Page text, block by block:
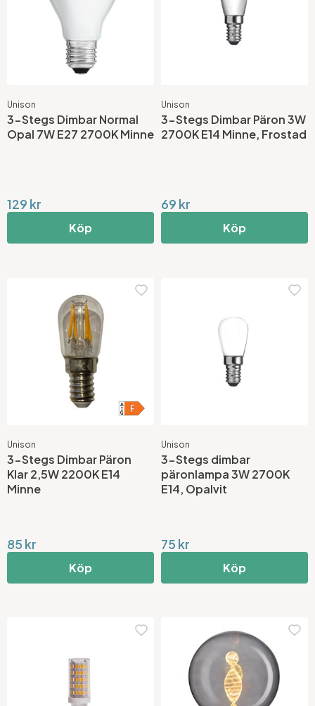
Unison
3-Stegs Dimbar Normal
Opal 7W E27 2700K Minne
129 kr
Köp
Unison
3-Stegs Dimbar Päron 3W
2700K E14 Minne, Frostad
69 kr
Köp
Unison
3-Stegs Dimbar Päron
Klar 2,5W 2200K E14
Minne
85 kr
Köp
Unison
3-Stegs dimbar
päronlampa 3W 2700K
E14, Opalvit
75 kr
Köp